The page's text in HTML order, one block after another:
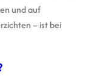
und auf
– ist bei